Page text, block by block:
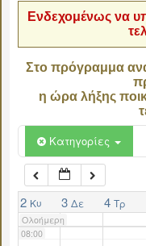
Ενδεχομένως να
Στο πρόγραμμα
η ώρα λήξης
Κατηγορίες
2 Κυ 3 Δε 4 Τρ
Ολοήμερη
06:00
07:00
08:00